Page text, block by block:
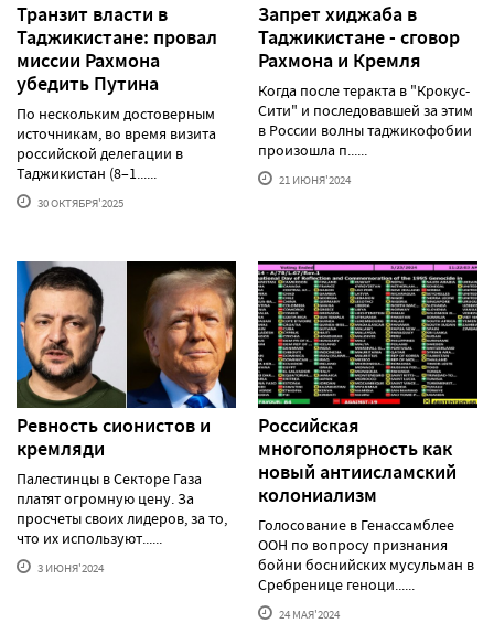
Транзит власти в
Таджикистане: провал
миссии Рахмона
убедить Путина
По нескольким достоверным
источникам, во время визита
российской делегации в
Таджикистан (8–1......
30 ОКТЯБРЯ'2025
Запрет хиджаба в
Таджикистане - сговор
Рахмона и Кремля
Когда после теракта в "Крокус-
Сити" и последовавшей за этим
в России волны таджикофобии
произошла п......
21 ИЮНЯ'2024
Ревность сионистов и
кремляди
Палестинцы в Секторе Газа
платят огромную цену. За
просчеты своих лидеров, за то,
что их используют......
3 ИЮНЯ'2024
Российская
многополярность как
новый антиисламский
колониализм
Голосование в Генассамблее
ООН по вопросу признания
бойни боснийских мусульман в
Сребренице геноци......
24 МАЯ'2024